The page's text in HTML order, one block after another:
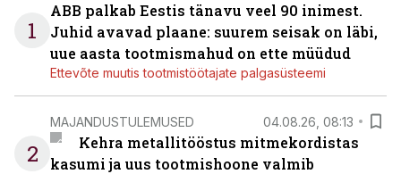
1
ABB palkab Eestis tänavu veel 90 inimest.
Juhid avavad plaane: suurem seisak on läbi,
uue aasta tootmismahud on ette müüdud
Ettevõte muutis tootmistöötajate palgasüsteemi
2
MAJANDUSTULEMUSED 04.08.26, 08:13
Kehra metallitööstus mitmekordistas
kasumi ja uus tootmishoone valmib